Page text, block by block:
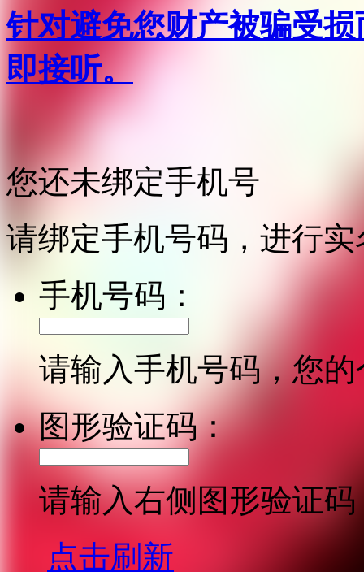
针对避免您财产被骗受
即接听。
您还未绑定手机号
请绑定手机号码，进行
手机号码：
请输入手机号码，您
图形验证码：
请输入右侧图形验证码
点击刷新